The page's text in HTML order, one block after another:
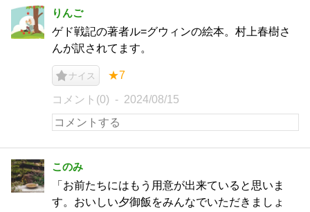
りんご
ゲド戦記の著者ル=グウィンの絵本。村上春樹さ
んが訳されてます。
ナイス ★7
コメント(0) 2024/08/15
このみ
「お前たちにはもう用意が出来ていると思いま
す。おいしい夕御飯をみんなでいただきましょ